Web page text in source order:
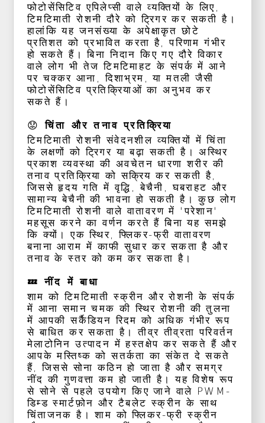
फोटोसेंसिटिव एपिलेप्सी वाले व्यक्तियों के लिए,
टिमटिमाती रोशनी दौरे को ट्रिगर कर सकती है।
हालांकि यह जनसंख्या के अपेक्षाकृत छोटे
प्रतिशत को प्रभावित करता है, परिणाम गंभीर
हो सकते हैं। बिना निदान किए गए दौरे विकार
वाले लोग भी तेज टिमटिमाहट के संपर्क में आने
पर चक्कर आना, दिशाभ्रम, या मतली जैसी
फोटोसेंसिटिव प्रतिक्रियाओं का अनुभव कर
सकते हैं।
😟 चिंता और तनाव प्रतिक्रिया
टिमटिमाती रोशनी संवेदनशील व्यक्तियों में चिंता
के लक्षणों को ट्रिगर या बढ़ा सकती है। अस्थिर
प्रकाश व्यवस्था की अवचेतन धारणा शरीर की
तनाव प्रतिक्रिया को सक्रिय कर सकती है,
जिससे हृदय गति में वृद्धि, बेचैनी, घबराहट और
सामान्य बेचैनी की भावना हो सकती है। कुछ लोग
टिमटिमाती रोशनी वाले वातावरण में 'परेशान'
महसूस करने का वर्णन करते हैं बिना यह समझे
कि क्यों। एक स्थिर, फ्लिकर-फ्री वातावरण
बनाना आराम में काफी सुधार कर सकता है और
तनाव के स्तर को कम कर सकता है।
💤 नींद में बाधा
शाम को टिमटिमाती स्क्रीन और रोशनी के संपर्क
में आना समान चमक की स्थिर रोशनी की तुलना
में आपकी सर्कैडियन रिदम को अधिक गंभीर रूप
से बाधित कर सकता है। तीव्र तीव्रता परिवर्तन
मेलाटोनिन उत्पादन में हस्तक्षेप कर सकते हैं और
आपके मस्तिष्क को सतर्कता का संकेत दे सकते
हैं, जिससे सोना कठिन हो जाता है और समग्र
नींद की गुणवत्ता कम हो जाती है। यह विशेष रूप
से सोने से पहले उपयोग किए जाने वाले PWM-
डिम्ड स्मार्टफ़ोन और टैबलेट स्क्रीन के साथ
चिंताजनक है। शाम को फ्लिकर-फ्री स्क्रीन